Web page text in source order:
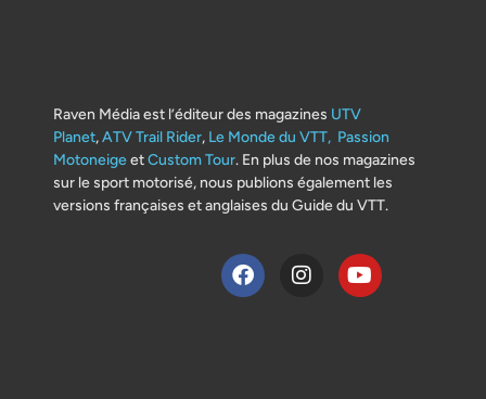
Raven Média est l’éditeur des magazines UTV
Planet,ATV Trail Rider, Le Monde du VTT, Passion
MotoneigeetCustom Tour. En plus de nos magazines
sur le sport motorisé, nous publions également les
versions françaises et anglaises du Guide du VTT.